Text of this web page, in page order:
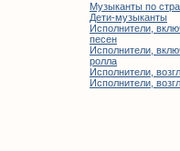
Музыканты по
Дети-музыканты
Исполнители,
песен
Исполнители,
ролла
Исполнители,
Исполнители,